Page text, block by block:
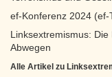
ef-Konferenz 2024 (ef-
Linksextremismus:
Abwegen
Alle Artikel zu